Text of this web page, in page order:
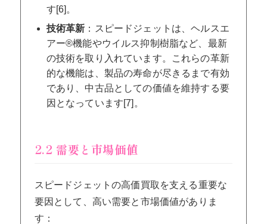
す[6]。
技術革新 ：スピードジェットは、ヘルスエ
アー®機能やウイルス抑制樹脂など、最新
の技術を取り入れています。これらの革新
的な機能は、製品の寿命が尽きるまで有効
であり、中古品としての価値を維持する要
因となっています[7]。
2.2 需要と市場価値
スピードジェットの高価買取を支える重要な
要因として、高い需要と市場価値がありま
す：